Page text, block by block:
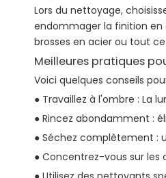
Lors du nettoyage,
endommager la finition en
brosses en acier ou tout
Meilleures pratiques
Voici quelques conseils
● Travaillez à l'ombre : La
● Rincez abondamment :
● Séchez complètement :
● Concentrez-vous sur les